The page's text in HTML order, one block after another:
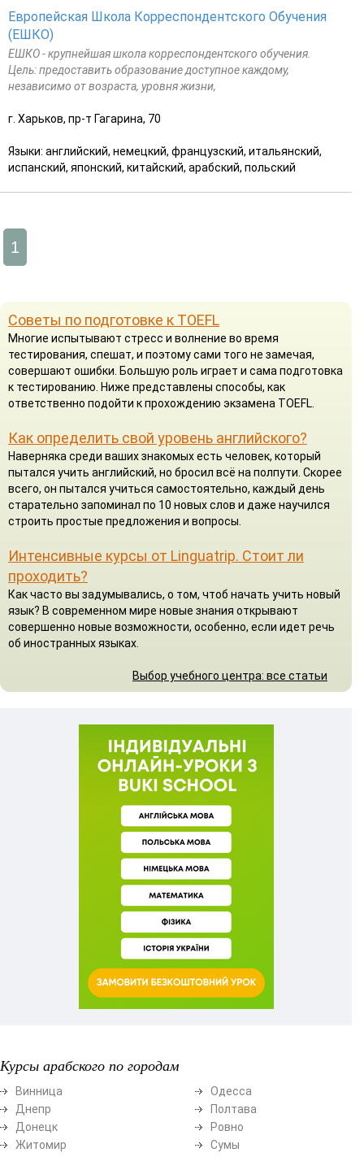
Европейская Школа Корреспондентского Обучения
(ЕШКО)
ЕШКО - крупнейшая школа корреспондентского обучения.
Цель: предоставить образование доступное каждому,
независимо от возраста, уровня жизни,
г. Харьков, пр-т Гагарина, 70
Языки: английский, немецкий, французский, итальянский,
испанский, японский, китайский, арабский, польский
1
Советы по подготовке к TOEFL
Многие испытывают стресс и волнение во время
тестирования, спешат, и поэтому сами того не замечая,
совершают ошибки. Большую роль играет и сама подготовка
к тестированию. Ниже представлены способы, как
ответственно подойти к прохождению экзамена TOEFL.
Как определить свой уровень английского?
Наверняка среди ваших знакомых есть человек, который
пытался учить английский, но бросил всё на полпути. Скорее
всего, он пытался учиться самостоятельно, каждый день
старательно запоминал по 10 новых слов и даже научился
строить простые предложения и вопросы.
Интенсивные курсы от Linguatrip. Стоит ли
проходить?
Как часто вы задумывались, о том, чтоб начать учить новый
язык? В современном мире новые знания открывают
совершенно новые возможности, особенно, если идет речь
об иностранных языках.
Выбор учебного центра: все статьи
Курсы арабского по городам
Винница
Днепр
Донецк
Житомир
Одесса
Полтава
Ровно
Сумы